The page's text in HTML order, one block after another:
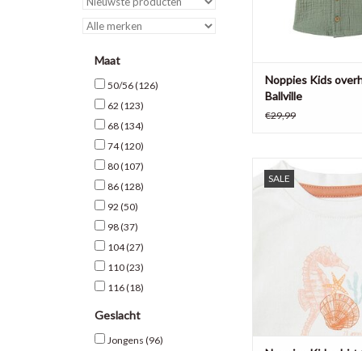
Maat
50/56(126)
62 (123)
68(134)
74(120)
80(107)
86(128)
92 (50)
98(37)
104(27)
110(23)
116(18)
Geslacht
Jongens (96)
TOEVOEGEN AAN
Noppies Kids
Ballville
€29,99
SALE
Longsleeve shirt
Noppies Baby heeft
schelpenopdruk op
kleine: zo zacht en
TOEVOEGEN AAN